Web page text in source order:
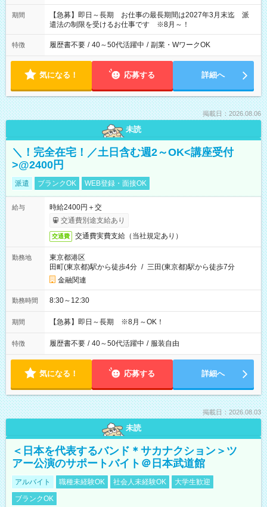
期間
【急募】即日～長期 お仕事の最長期間は2027年3月末迄 派
遣法の制限を受けるお仕事です ※8月～！
特徴 履歴書不要 / 40～50代活躍中 / 副業・WワークOK
気になる！ 応募する 詳細へ
掲載日：2026.08.06
未読
＼！完全在宅！／土日含む週2～OK<講座受付
>@2400円
派遣 ブランクOK WEB登録・面接OK
給与
時給2400円＋交
交通費別途支給あり
交通費 交通費実費支給（当社規定あり）
勤務地
東京都港区
田町(東京都)駅から徒歩4分 / 三田(東京都)駅から徒歩7分
金融関連
勤務時間 8:30～12:30
期間 【急募】即日～長期 ※8月～OK！
特徴 履歴書不要 / 40～50代活躍中 / 服装自由
気になる！ 応募する 詳細へ
掲載日：2026.08.03
未読
＜日本を代表するバンド＊サカナクション＞ツ
アー公演のサポートバイト＠日本武道館
アルバイト 職種未経験OK 社会人未経験OK
大学生歓迎
ブランクOK